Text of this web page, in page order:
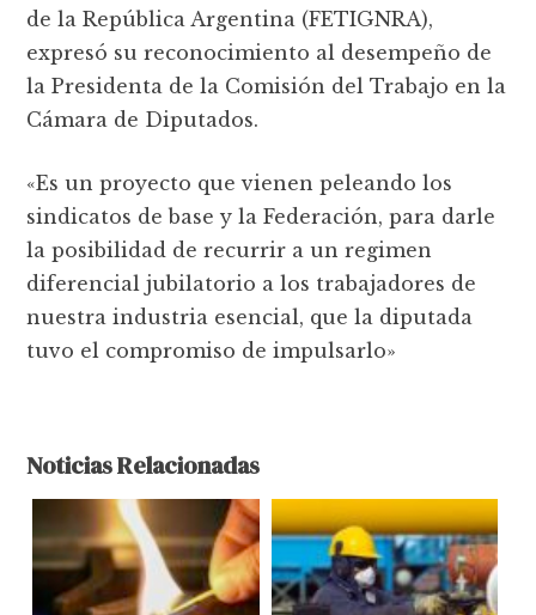
de la República Argentina (FETIGNRA),
expresó su reconocimiento al desempeño de
la Presidenta de la Comisión del Trabajo en la
Cámara de Diputados.
«Es un proyecto que vienen peleando los
sindicatos de base y la Federación, para darle
la posibilidad de recurrir a un regimen
diferencial jubilatorio a los trabajadores de
nuestra industria esencial, que la diputada
tuvo el compromiso de impulsarlo»
Noticias Relacionadas